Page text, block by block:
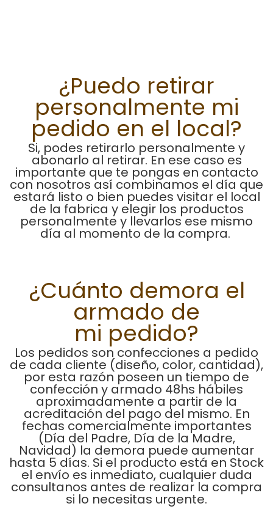
¿Puedo retirar
personalmente mi
pedido en el local?
Si, podes retirarlo personalmente y
abonarlo al retirar. En ese caso es
importante que te pongas en contacto
con nosotros así combinamos el día que
estará listo o bien puedes visitar el local
de la fabrica y elegir los productos
personalmente y llevarlos ese mismo
día al momento de la compra.
¿Cuánto demora el
armado de
mi pedido?
Los pedidos son confecciones a pedido
de cada cliente (diseño, color, cantidad),
por esta razón poseen un tiempo de
confección y armado 48hs hábiles
aproximadamente a partir de la
acreditación del pago del mismo. En
fechas comercialmente importantes
(Día del Padre, Día de la Madre,
Navidad) la demora puede aumentar
hasta 5 días. Si el producto está en Stock
el envío es inmediato, cualquier duda
consultanos antes de realizar la compra
si lo necesitas urgente.